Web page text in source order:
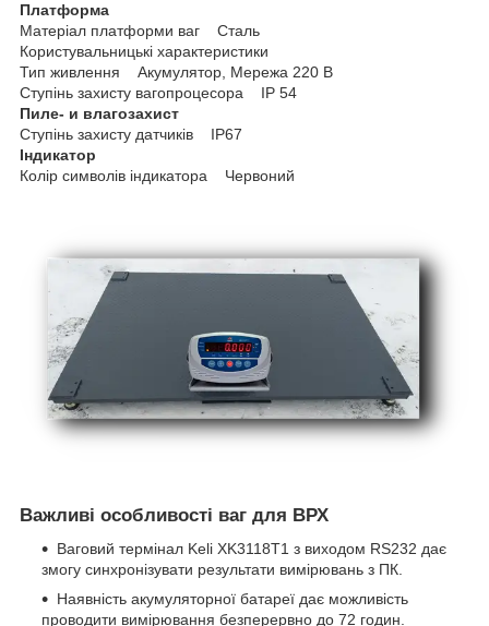
Платформа
Матеріал платформи ваг Сталь
Користувальницькі характеристики
Тип живлення Акумулятор, Мережа 220 В
Ступінь захисту вагопроцесора IP 54
Пиле- и влагозахист
Ступінь захисту датчиків IP67
Індикатор
Колір символів індикатора Червоний
Важливі особливості ваг для ВРХ
Ваговий термінал Keli XK3118T1 з виходом RS232 дає
змогу синхронізувати результати вимірювань з ПК.
Наявність акумуляторної батареї дає можливість
проводити вимірювання безперервно до 72 годин.